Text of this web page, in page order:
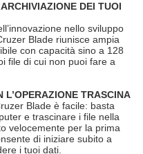
DEI TUOI
nello sviluppo
Blade riunisce ampia
con capacità sino a 128
file di cui non puoi fare a
TRASCINA
Blade è facile: basta
e trascinare i file nella
velocemente per la prima
di iniziare subito a
i tuoi dati.